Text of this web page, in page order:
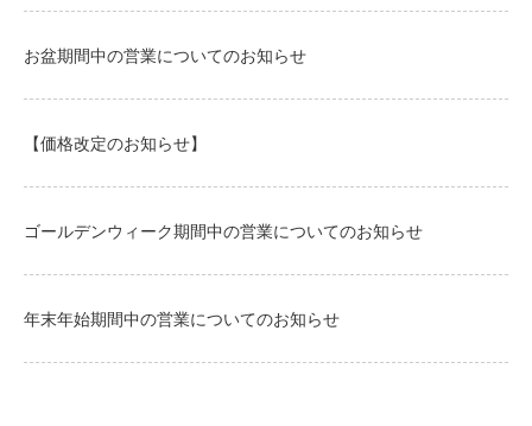
お盆期間中の営業についてのお知らせ
【価格改定のお知らせ】
ゴールデンウィーク期間中の営業についてのお知らせ
年末年始期間中の営業についてのお知らせ